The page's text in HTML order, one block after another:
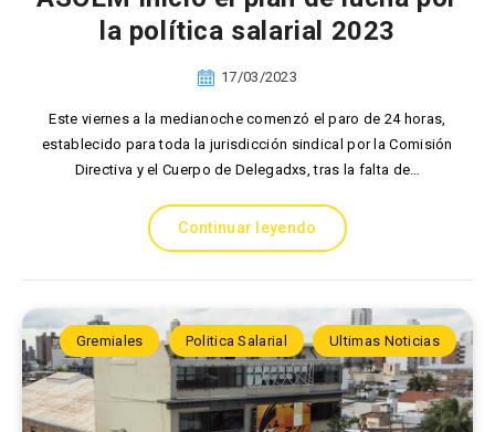
la política salarial 2023
17/03/2023
Este viernes a la medianoche comenzó el paro de 24 horas,
establecido para toda la jurisdicción sindical por la Comisión
Directiva y el Cuerpo de Delegadxs, tras la falta de…
Continuar leyendo
Gremiales Politica Salarial Ultimas Noticias